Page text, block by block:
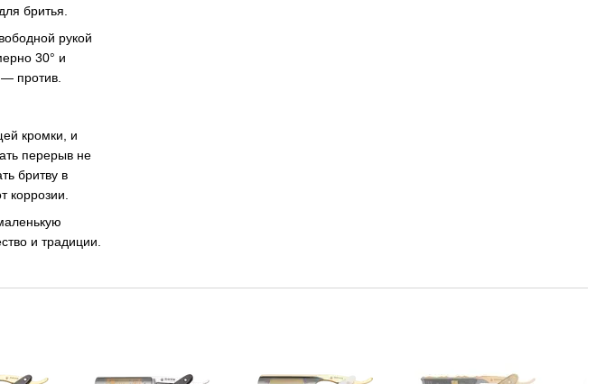
бритья.
рукой
30° и
против.
кромки, и
перерыв не
бритву в
коррозии.
и традиции.